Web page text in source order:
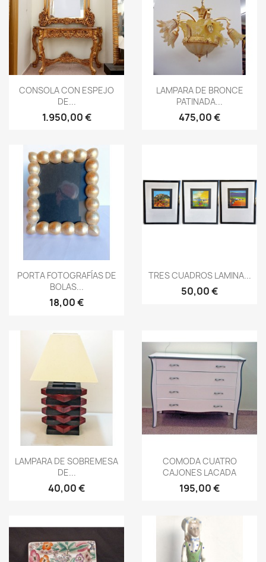
Vista rápida
CONSOLA CON ESPEJO
DE...
1.950,00 €
Vista rápida
LAMPARA DE BRONCE
PATINADA...
475,00 €
 Vista rápida
PORTA FOTOGRAFÍAS DE
BOLAS...
18,00 €
Vista rápida
TRES CUADROS LAMINA...
50,00 €
Vista rápida
LAMPARA DE SOBREMESA
DE...
40,00 €
Vista rápida
COMODA CUATRO
CAJONES LACADA
195,00 €